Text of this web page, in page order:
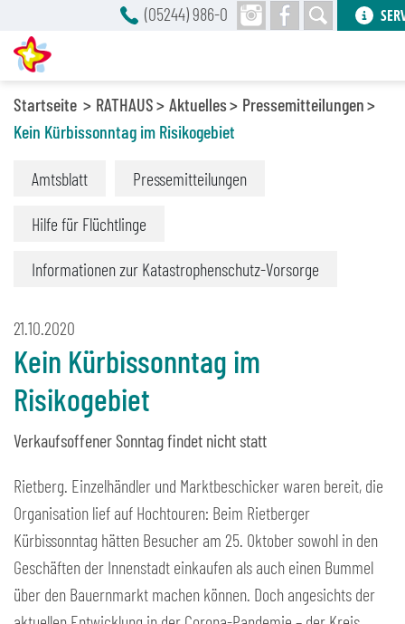
Startseite RATHAUS Aktuelles
Pressemitteilungen
Kein Kürbissonntag im Risikogebiet
Amtsblatt Pressemitteilungen
Hilfe für Flüchtlinge
Informationen zur Katastrophenschutz-Vorsorge
21.10.2020
Kein Kürbissonntag im
Risikogebiet
Verkaufsoffener Sonntag findet nicht statt
Rietberg. Einzelhändler und Marktbeschicker waren bereit, die
Organisation lief auf Hochtouren: Beim Rietberger
Kürbissonntag hätten Besucher am 25. Oktober sowohl in den
Geschäften der Innenstadt einkaufen als auch einen Bummel
über den Bauernmarkt machen können. Doch angesichts der
(05244) 986-0